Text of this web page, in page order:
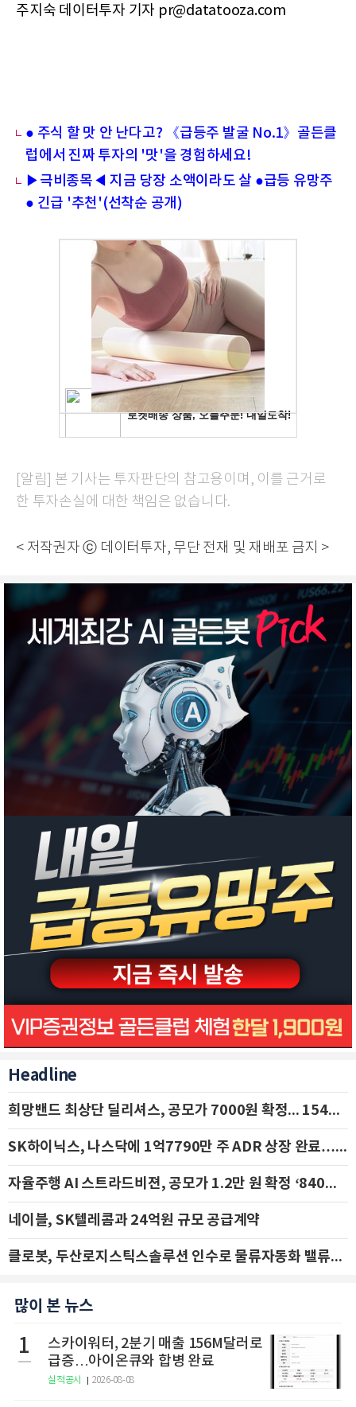
주지숙 데이터투자 기자 pr@datatooza.com
● 주식 할 맛 안 난다고? 《급등주 발굴 No.1》골든클
럽에서 진짜 투자의 '맛'을 경험하세요!
▶극비종목◀ 지금 당장 소액이라도 살 ●급등 유망주
● 긴급 '추천'(선착순 공개)
[알림] 본 기사는 투자판단의 참고용이며, 이를 근거로
한 투자손실에 대한 책임은 없습니다.
< 저작권자 ⓒ 데이터투자, 무단 전재 및 재배포 금지 >
Headline
희망밴드 최상단 딜리셔스, 공모가 7000원 확정... 154억 규모 IPO 돌입
SK하이닉스, 나스닥에 1억7790만 주 ADR 상장 완료…29일 국내 추가 상장
자율주행 AI 스트라드비젼, 공모가 1.2만 원 확정 ‘840억 수혈’
네이블, SK텔레콤과 24억원 규모 공급계약
클로봇, 두산로지스틱스솔루션 인수로 물류자동화 밸류체인 확장 추진 - IBK투자증권
많이 본 뉴스
1
스카이워터, 2분기 매출 156M달러로
급증…아이온큐와 합병 완료
실적공시 2026-08-08